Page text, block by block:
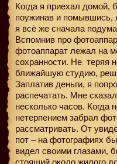
Когда я приехал домой,
поужинав и помывшись,
я всё же сначала
Вспомнив про
фотоаппарат лежал на
сохранности. Не теряя
ближайшую студию,
Заплатив деньги, я
распечатать. Мне
несколько часов. Когда
нетерпением забрал
рассматривать. От
пот – на фотографиях
видел своими глазами,
стоящий около жилого